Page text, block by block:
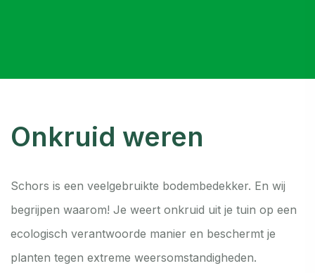
Onkruid weren
Schors is een veelgebruikte bodembedekker. En wij
begrijpen waarom! Je weert onkruid uit je tuin op een
ecologisch verantwoorde manier en beschermt je
planten tegen extreme weersomstandigheden.